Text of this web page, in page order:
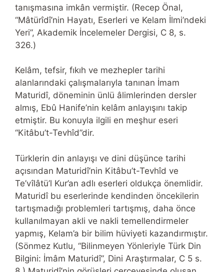
tanışmasına imkân vermiştir. (Recep Önal,
“Mâtürîdî’nin Hayatı, Eserleri ve Kelam İlmi’ndeki
Yeri”, Akademik İncelemeler Dergisi, C 8, s.
326.)
Kelâm, tefsir, fıkıh ve mezhepler tarihi
alanlarındaki çalışmalarıyla tanınan İmam
Maturidî, döneminin ünlü âlimlerinden dersler
almış, Ebû Hanife’nin kelâm anlayışını takip
etmiştir. Bu konuyla ilgili en meşhur eseri
“Kitâbu’t-Tevhîd”dir.
Türklerin din anlayışı ve dini düşünce tarihi
açısından Maturidî’nin Kitâbu’t-Tevhîd ve
Te’vîlâtü’l Kur’an adlı eserleri oldukça önemlidir.
Maturidî bu eserlerinde kendinden öncekilerin
tartışmadığı problemleri tartışmış, daha önce
kullanılmayan akli ve nakli temellendirmeler
yapmış, Kelam’a bir bilim hüviyeti kazandırmıştır.
(Sönmez Kutlu, “Bilinmeyen Yönleriyle Türk Din
Bilgini: İmâm Maturidî”, Dini Araştırmalar, C 5 s.